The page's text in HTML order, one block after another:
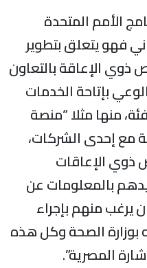
الأمم المتحدة
فهو يتعلق بتطوير
الإعاقة بالتعاون
بإتاحة الخدمات
منها مثلا “منصة
مع إحدى الشركات،
الإعاقات
بالمعلومات عن
منهم بإجراء
بوزارة الصحة وكل هذه
المصرية”.